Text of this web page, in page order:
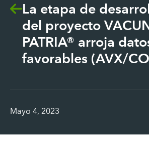
La etapa de
del proyecto
PATRIA® arroja
favorables (AVX/
Mayo 4, 2023